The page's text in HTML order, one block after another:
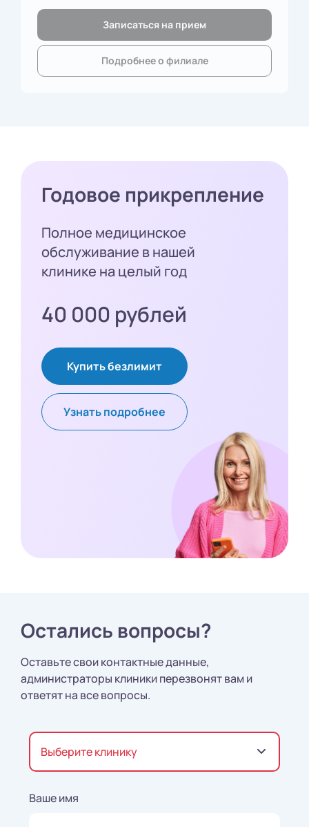
Записаться на прием
Подробнее о филиале
Годовое прикрепление
Полное медицинское
обслуживание в нашей
клинике на целый год
40 000 рублей
Купить безлимит
Узнать подробнее
Остались вопросы?
Оставьте свои контактные данные,
администраторы клиники перезвонят вам и
ответят на все вопросы.
Выберите клинику
Ваше имя